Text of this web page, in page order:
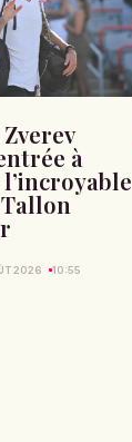
à
2026 10:55